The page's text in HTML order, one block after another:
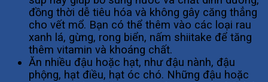
đồng thời dễ tiêu hóa và không gây căng thẳng
cho vết mổ. Bạn có thể thêm vào các loại rau
xanh lá, gừng, rong biển, nấm shiitake để tăng
thêm vitamin và khoáng chất.
Ăn nhiều đậu hoặc hạt, như đậu nành, đậu
phộng, hạt điều, hạt óc chó. Những đậu hoặc